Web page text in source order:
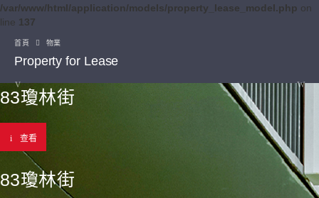
/var/www/html/application/models/property_lease_model.php on
line 137
首頁 物業
Property for Lease
83瓊林街
查看
83瓊林街